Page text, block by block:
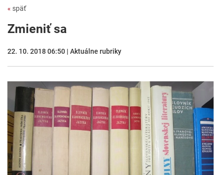
« späť
Zmieniť sa
22. 10. 2018 06:50 | Aktuálne rubriky